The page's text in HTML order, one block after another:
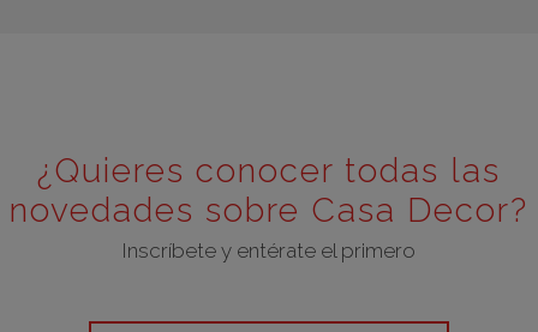
¿Quieres conocer todas las
novedades sobre Casa Decor?
Inscríbete y entérate el primero